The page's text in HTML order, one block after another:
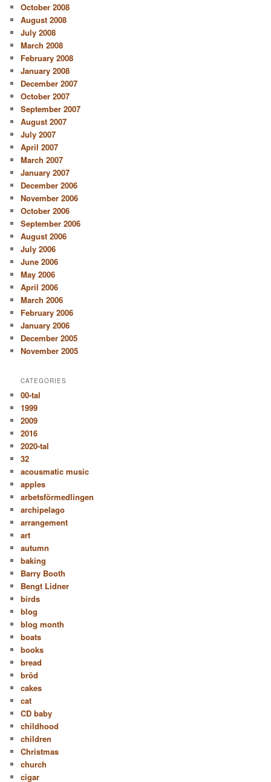
October 2008
August 2008
July 2008
March 2008
February 2008
January 2008
December 2007
October 2007
September 2007
August 2007
July 2007
April 2007
March 2007
January 2007
December 2006
November 2006
October 2006
September 2006
August 2006
July 2006
June 2006
May 2006
April 2006
March 2006
February 2006
January 2006
December 2005
November 2005
CATEGORIES
00-tal
1999
2009
2016
2020-tal
32
acousmatic music
apples
arbetsförmedlingen
archipelago
arrangement
art
autumn
baking
Barry Booth
Bengt Lidner
birds
blog
blog month
boats
books
bread
bröd
cakes
cat
CD baby
childhood
children
Christmas
church
cigar